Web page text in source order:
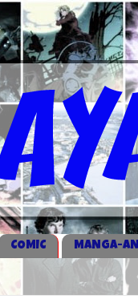
COMIC MANGA-